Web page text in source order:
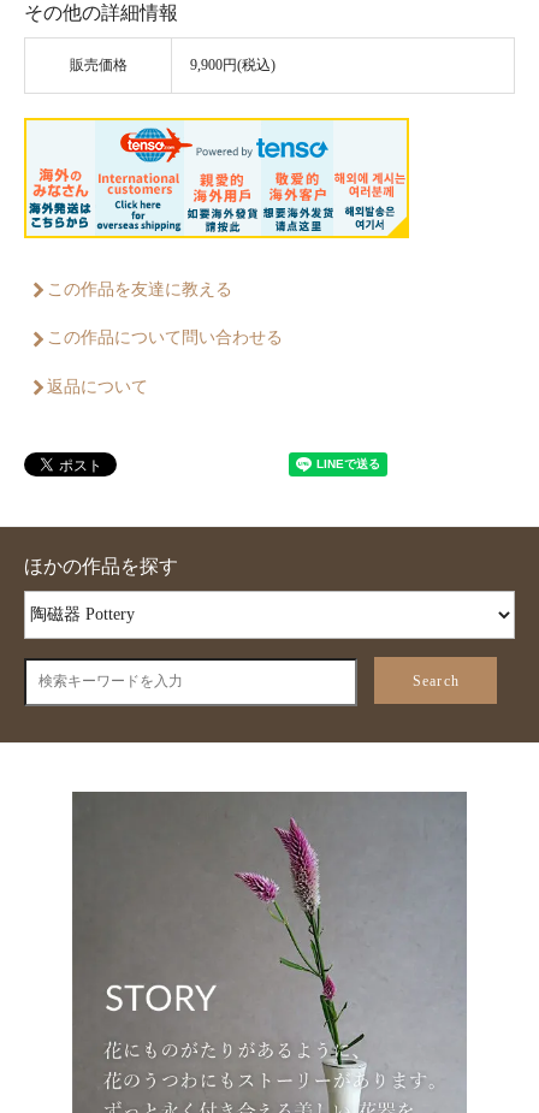
その他の詳細情報
販売価格 9,900円(税込)
この作品を友達に教える
この作品について問い合わせる
返品について
ほかの作品を探す
Search